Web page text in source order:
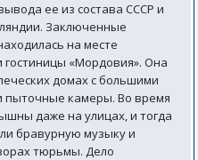
ее из состава СССР и
Заключенные
на месте
гостиницы «Мордовия». Она
домах с большими
пыточные камеры. Во время
даже на улицах, и тогда
бравурную музыку и
тюрьмы. Дело